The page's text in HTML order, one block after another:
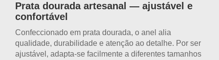
Prata dourada artesanal — ajustável e
confortável
Confeccionado em prata dourada, o anel alia
qualidade, durabilidade e atenção ao detalhe. Por ser
ajustável , adapta-se facilmente a diferentes tamanhos